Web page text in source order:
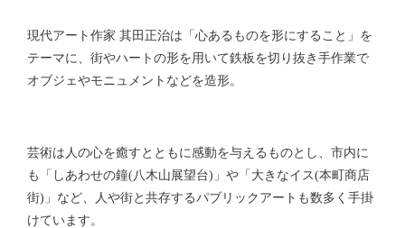
現代アート作家 其田正治は「心あるものを形にすること」を
テーマに、街やハートの形を用いて鉄板を切り抜き手作業で
オブジェやモニュメントなどを造形。
芸術は人の心を癒すとともに感動を与えるものとし、市内に
も「しあわせの鐘(八木山展望台)」や「大きなイス(本町商店
街)」など、人や街と共存するパブリックアートも数多く手掛
けています。